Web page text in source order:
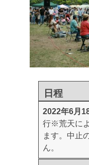
日程
2022年6月
行※荒天に
ます。中止
ん。